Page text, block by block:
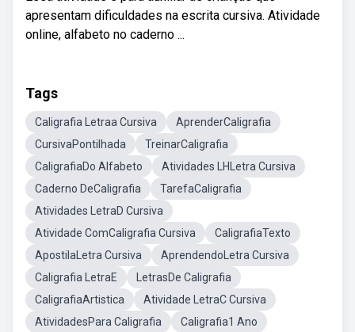
apresentam dificuldades na escrita cursiva. Atividade
online, alfabeto no caderno ...
Tags
Caligrafia Letraa Cursiva
AprenderCaligrafia
CursivaPontilhada
TreinarCaligrafia
CaligrafiaDo Alfabeto
Atividades LHLetra Cursiva
Caderno DeCaligrafia
TarefaCaligrafia
Atividades LetraD Cursiva
Atividade ComCaligrafia Cursiva
CaligrafiaTexto
ApostilaLetra Cursiva
AprendendoLetra Cursiva
Caligrafia LetraE
LetrasDe Caligrafia
CaligrafiaArtistica
Atividade LetraC Cursiva
AtividadesPara Caligrafia
Caligrafia1 Ano